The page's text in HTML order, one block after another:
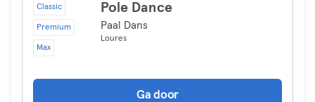
Classic
Premium
Max
Pole Dance
Paal Dans
Loures
Ga door